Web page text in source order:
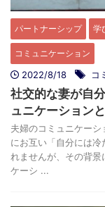
パートナーシップ 学
コミュニケーション
2022/8/18 コ
社交的な妻が自
ュニケーション
夫婦のコミュニケー
にお互い「自分には
れませんが、その背
ケーシ ...